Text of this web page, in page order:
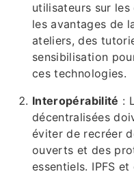
utilisateurs sur
les avantages de
ateliers, des
sensibilisation
ces technologies.
Interopérabilité :
décentralisées
éviter de recréer
ouverts et des
essentiels. IPFS